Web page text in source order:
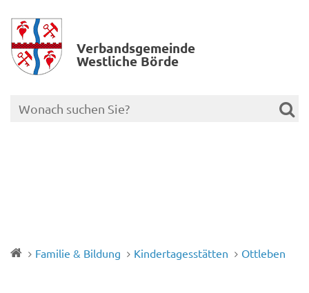
Verbands­gemeinde
Westliche Börde
Familie & Bildung Kindertagesstätten Ottleben